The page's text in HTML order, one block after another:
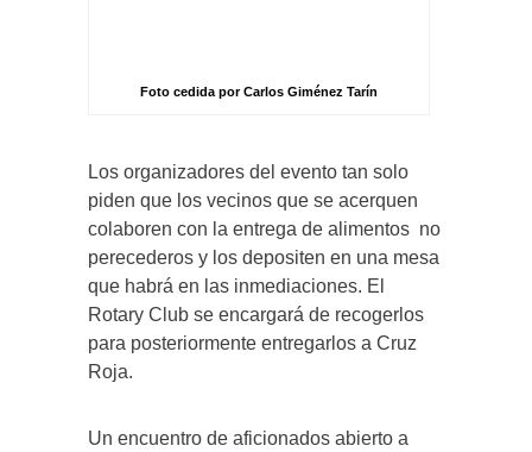
Foto cedida por Carlos Giménez Tarín
Los organizadores del evento tan solo
piden que los vecinos que se acerquen
colaboren con la entrega de alimentos no
perecederos y los depositen en una mesa
que habrá en las inmediaciones. El
Rotary Club se encargará de recogerlos
para posteriormente entregarlos a Cruz
Roja.
Un encuentro de aficionados abierto a